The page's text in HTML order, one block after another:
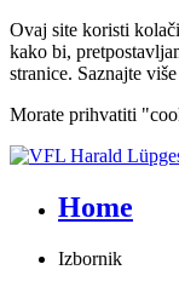
Ovaj site koristi
kako bi,
stranice. Saznajte više
Morate prihvatiti
Home
Izbornik